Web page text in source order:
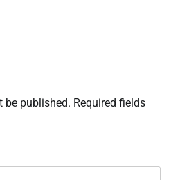
be published. Required fields